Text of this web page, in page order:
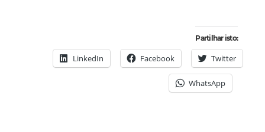
Partilhar isto:
LinkedIn Facebook Twitter
WhatsApp